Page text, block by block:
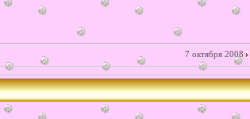
7 октября 2008